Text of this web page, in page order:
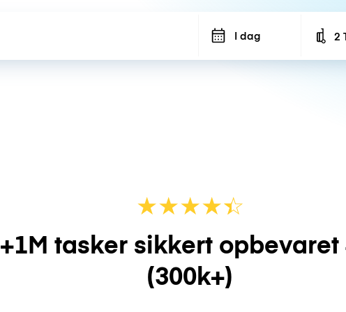
I dag 2
★★★★☆
★
+1M tasker sikkert opbevaret
(300k+)